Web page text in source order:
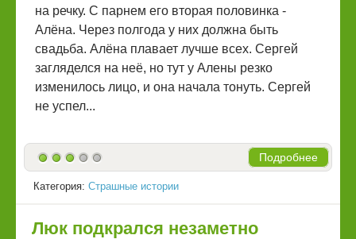
на речку. С парнем его вторая половинка -
Алёна. Через полгода у них должна быть
свадьба. Алёна плавает лучше всех. Сергей
загляделся на неё, но тут у Алены резко
изменилось лицо, и она начала тонуть. Сергей
не успел...
Подробнее
Категория: Страшные истории
Люк подкрался незаметно